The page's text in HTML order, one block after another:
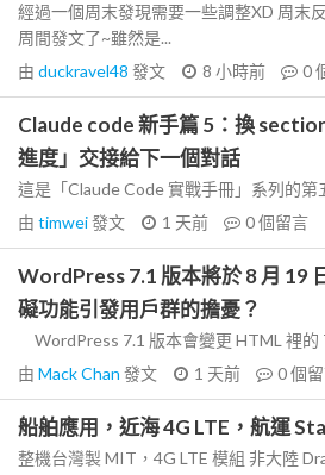
經過一個周末發現需要一些調整XD 周末
周間發文了~雖然是...
由 duckravel48 發文 8 小時前 0
Claude code 新手篇 5：換
進度」交接給下一個對話
這是「Claude Code 實戰手冊」系列的第
由 timwei發文 1 天前 0個留言
WordPress 7.1 版本將於 8 月 19
礙功能引發用戶群的擔憂？
WordPress 7.1 版本會變更 HTML 裡的
由 Mack Chan 發文 1 天前 0個
船舶應用，近海 4G LTE，航運
整機台灣製 MIT，4G LTE 模組 非大陸